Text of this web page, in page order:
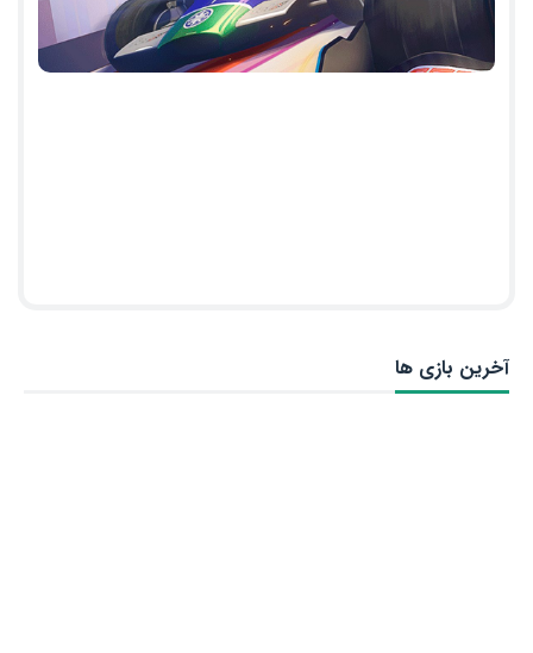
آخرین بازی ها